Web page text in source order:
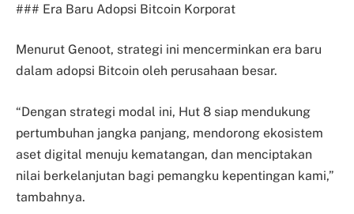
### Era Baru Adopsi Bitcoin Korporat
Menurut Genoot, strategi ini mencerminkan era baru
dalam adopsi Bitcoin oleh perusahaan besar.
“Dengan strategi modal ini, Hut 8 siap mendukung
pertumbuhan jangka panjang, mendorong ekosistem
aset digital menuju kematangan, dan menciptakan
nilai berkelanjutan bagi pemangku kepentingan kami,”
tambahnya.